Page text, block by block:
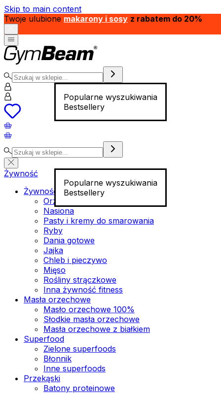
Skip to main content
Twoje ulubione makarony i sosy z rabatem do 20%
Popularne wyszukiwania
Bestsellery
Popularne wyszukiwania
Bestsellery
Żywność
Żywność funkcjonalna
Orzechy
Nasiona
Pasty i kremy do smarowania
Ryby
Dania gotowe
Jajka
Chleb i pieczywo
Mięso
Rośliny strączkowe
Inna żywność fitness
Masła orzechowe
Masło orzechowe 100%
Słodkie masła orzechowe
Masła orzechowe z białkiem
Superfood
Zielone superfoods
Błonnik
Inne superfoods
Przekąski
Batony proteinowe